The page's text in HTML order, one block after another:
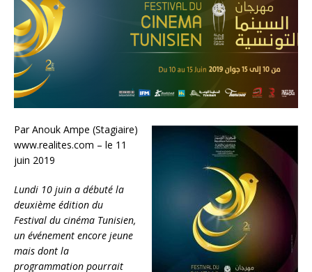
Par Anouk Ampe (Stagiaire)
www.realites.com – le 11
juin 2019
Lundi 10 juin a débuté la
deuxième édition du
Festival du cinéma Tunisien,
un événement encore jeune
mais dont la
programmation pourrait